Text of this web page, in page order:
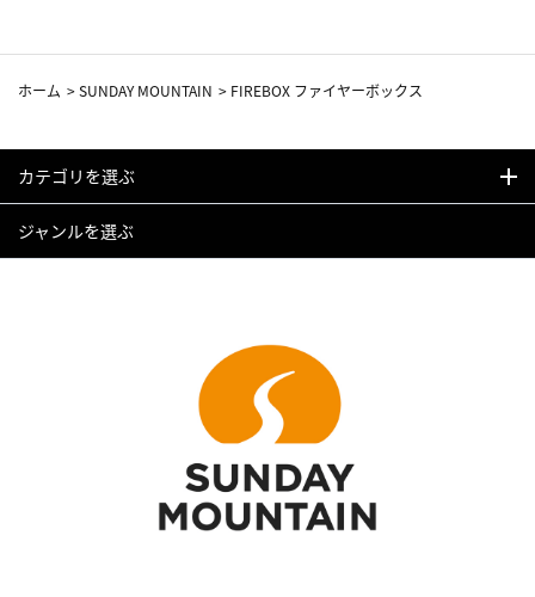
ホーム >SUNDAY MOUNTAIN > FIREBOX ファイヤーボックス
カテゴリを選ぶ
ジャンルを選ぶ